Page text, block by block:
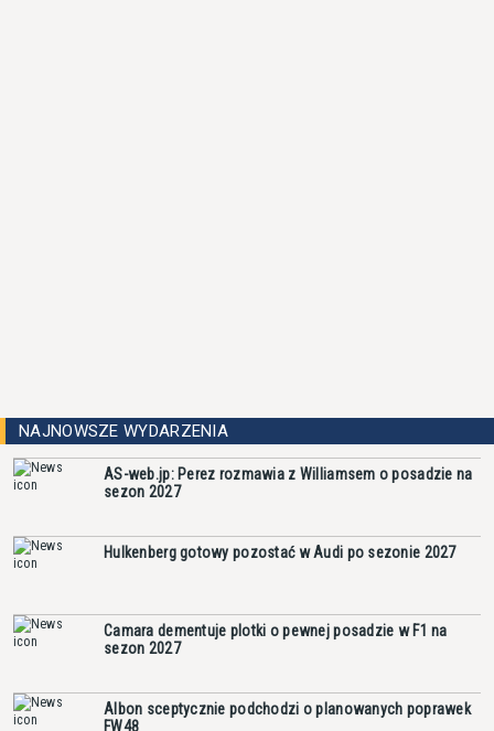
NAJNOWSZE WYDARZENIA
AS-web.jp: Perez rozmawia z Williamsem o posadzie na
sezon 2027
Hulkenberg gotowy pozostać w Audi po sezonie 2027
Camara dementuje plotki o pewnej posadzie w F1 na
sezon 2027
Albon sceptycznie podchodzi o planowanych poprawek
FW48